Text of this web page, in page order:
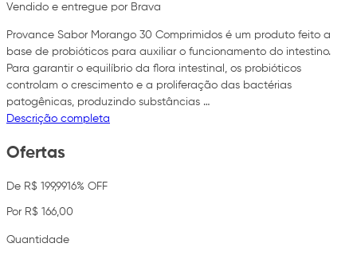
Vendido e entregue por Brava
Provance Sabor Morango 30 Comprimidos é um produto feito a
base de probióticos para auxiliar o funcionamento do intestino.
Para garantir o equilíbrio da flora intestinal, os probióticos
controlam o crescimento e a proliferação das bactérias
patogênicas, produzindo substâncias …
Descrição completa
Ofertas
De R$ 199,9916% OFF
Por R$ 166,00
Quantidade